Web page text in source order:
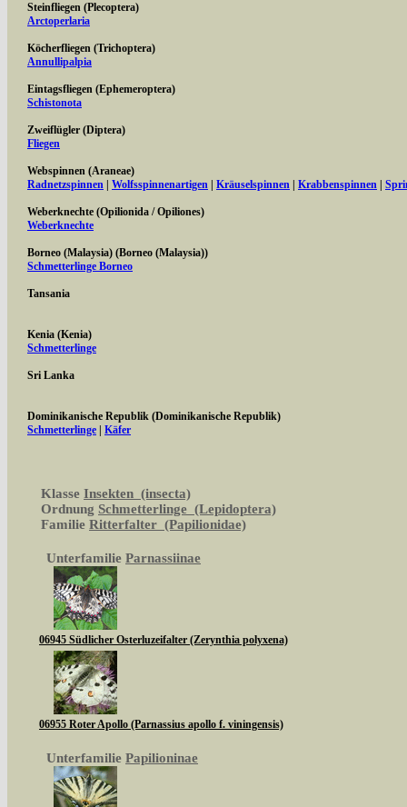
Steinfliegen (Plecoptera)
Arctoperlaria
Köcherfliegen (Trichoptera)
Annullipalpia
Eintagsfliegen (Ephemeroptera)
Schistonota
Zweiflügler (Diptera)
Fliegen
Webspinnen (Araneae)
Radnetzspinnen
Wolfsspinnenartigen Kräuselspinnen Krabbenspinnen
Weberknechte (Opilionida / Opiliones)
Weberknechte
Borneo (Malaysia) (Borneo (Malaysia))
Schmetterlinge Borneo
Tansania
Kenia (Kenia)
Schmetterlinge
Sri Lanka
Dominikanische Republik (Dominikanische Republik)
Schmetterlinge
Käfer
Klasse Insekten (insecta)
Ordnung Schmetterlinge (Lepidoptera)
Familie Ritterfalter (Papilionidae)
Unterfamilie Parnassiinae
06945 Südlicher Osterluzeifalter (Zerynthia polyxena)
06955 Roter Apollo (Parnassius apollo f. viningensis)
Unterfamilie Papilioninae